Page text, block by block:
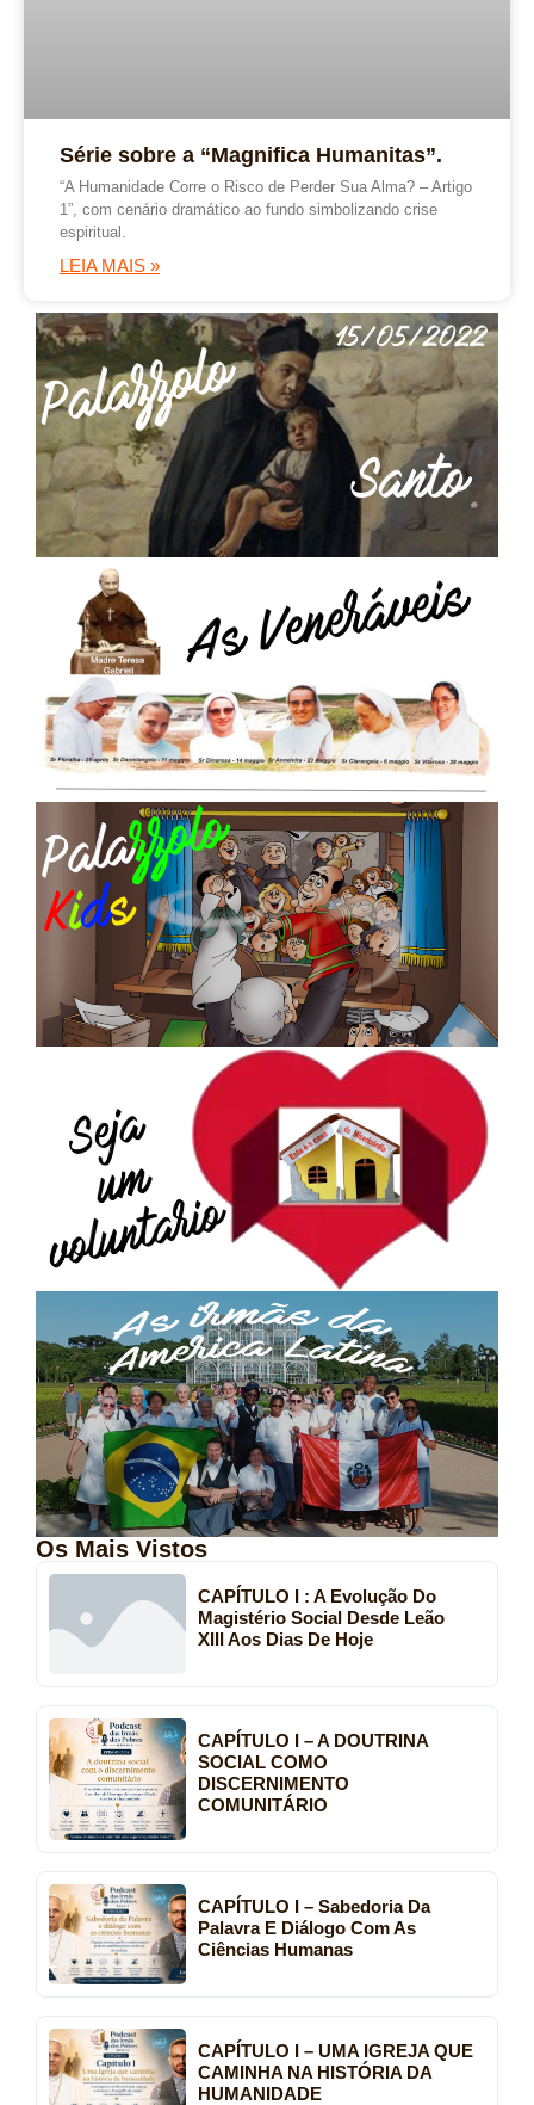
Série sobre a “Magnifica Humanitas”.
“A Humanidade Corre o Risco de Perder Sua Alma? – Artigo
1”, com cenário dramático ao fundo simbolizando crise
espiritual.
LEIA MAIS »
Os Mais Vistos
CAPÍTULO I : A Evolução Do
Magistério Social Desde Leão
XIII Aos Dias De Hoje
CAPÍTULO I – A DOUTRINA
SOCIAL COMO
DISCERNIMENTO
COMUNITÁRIO
CAPÍTULO I – Sabedoria Da
Palavra E Diálogo Com As
Ciências Humanas
CAPÍTULO I – UMA IGREJA QUE
CAMINHA NA HISTÓRIA DA
HUMANIDADE